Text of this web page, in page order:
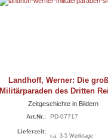
Landhoff, Werner: Die
Militärparaden des Dritten
Zeitgeschichte in Bildern
Art.Nr.: PD-07717
Lieferzeit:
ca. 3-5 Werktage